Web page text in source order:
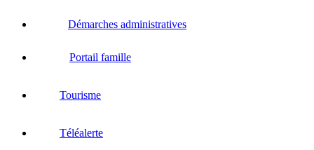
Démarches administratives
Portail famille
Tourisme
Téléalerte